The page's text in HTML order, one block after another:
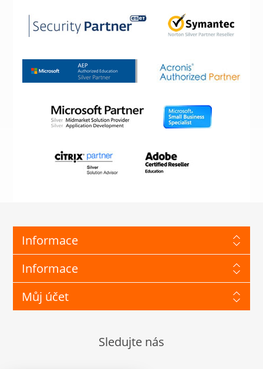
Informace
Informace
Můj účet
Sledujte nás